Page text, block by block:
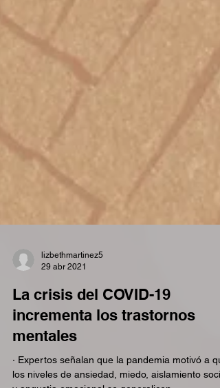
29 abr 2021
La crisis del COVID-19
incrementa los trastornos
mentales
· Expertos señalan que la pandemia motivó a